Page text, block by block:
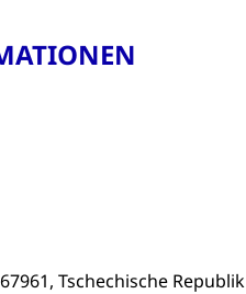
Tschechische Republik